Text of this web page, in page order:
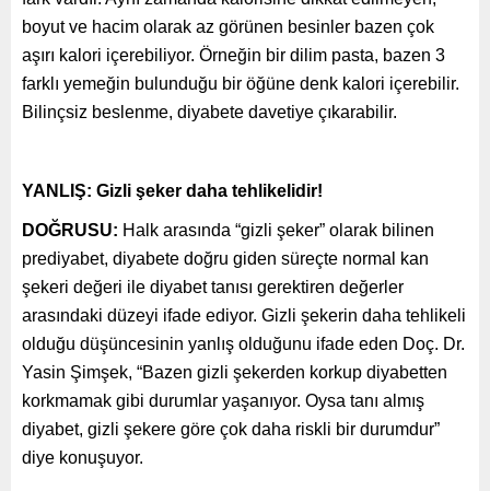
boyut ve hacim olarak az görünen besinler bazen çok
aşırı kalori içerebiliyor. Örneğin bir dilim pasta, bazen 3
farklı yemeğin bulunduğu bir öğüne denk kalori içerebilir.
Bilinçsiz beslenme, diyabete davetiye çıkarabilir.
YANLIŞ: Gizli şeker daha tehlikelidir!
DOĞRUSU: Halk arasında “gizli şeker” olarak bilinen
prediyabet, diyabete doğru giden süreçte normal kan
şekeri değeri ile diyabet tanısı gerektiren değerler
arasındaki düzeyi ifade ediyor. Gizli şekerin daha tehlikeli
olduğu düşüncesinin yanlış olduğunu ifade eden Doç. Dr.
Yasin Şimşek, “Bazen gizli şekerden korkup diyabetten
korkmamak gibi durumlar yaşanıyor. Oysa tanı almış
diyabet, gizli şekere göre çok daha riskli bir durumdur”
diye konuşuyor.